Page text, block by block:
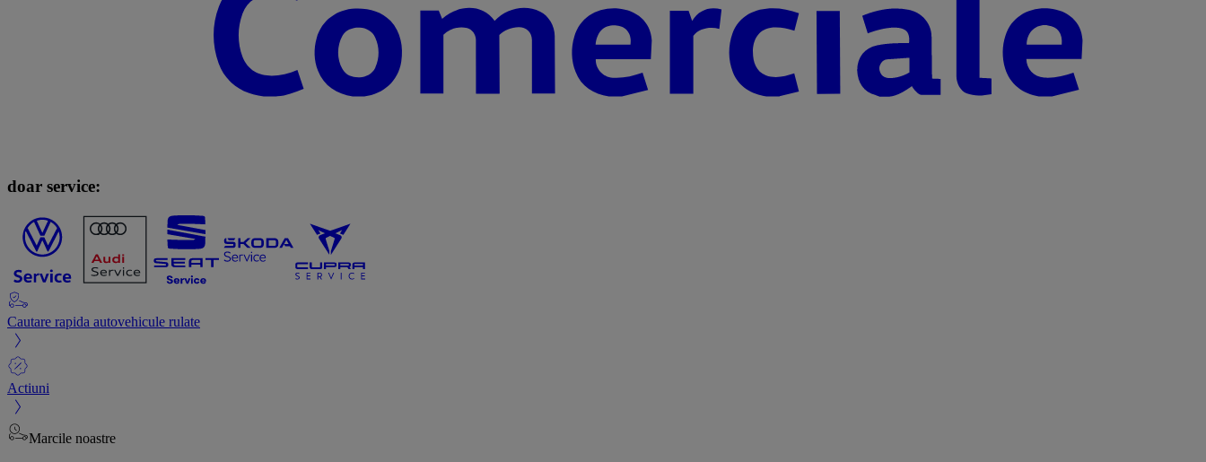
doar service:
Cautare rapida autovehicule rulate
Actiuni
Marcile noastre